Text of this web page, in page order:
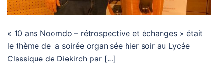
« 10 ans Noomdo – rétrospective et échanges » était
le thème de la soirée organisée hier soir au Lycée
Classique de Diekirch par […]